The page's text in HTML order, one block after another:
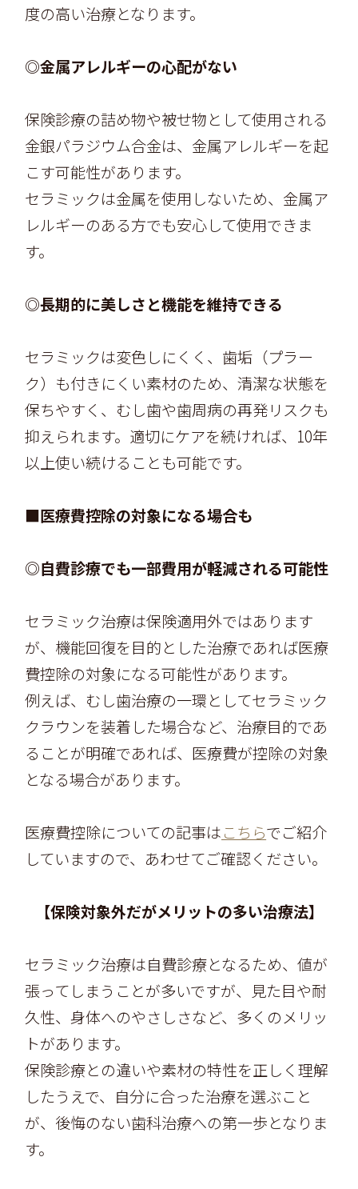
度の高い治療となります。
◎金属アレルギーの心配がない
保険診療の詰め物や被せ物として使用される
金銀パラジウム合金は、金属アレルギーを起
こす可能性があります。
セラミックは金属を使用しないため、金属ア
レルギーのある方でも安心して使用できま
す。
◎長期的に美しさと機能を維持できる
セラミックは変色しにくく、歯垢（プラー
ク）も付きにくい素材のため、清潔な状態を
保ちやすく、むし歯や歯周病の再発リスクも
抑えられます。適切にケアを続ければ、10年
以上使い続けることも可能です。
■医療費控除の対象になる場合も
◎自費診療でも一部費用が軽減される可能性
セラミック治療は保険適用外ではあります
が、機能回復を目的とした治療であれば医療
費控除の対象になる可能性があります。
例えば、むし歯治療の一環としてセラミック
クラウンを装着した場合など、治療目的であ
ることが明確であれば、医療費が控除の対象
となる場合があります。
医療費控除についての記事はこちらでご紹介
していますので、あわせてご確認ください。
【保険対象外だがメリットの多い治療法】
セラミック治療は自費診療となるため、値が
張ってしまうことが多いですが、見た目や耐
久性、身体へのやさしさなど、多くのメリッ
トがあります。
保険診療との違いや素材の特性を正しく理解
したうえで、自分に合った治療を選ぶこと
が、後悔のない歯科治療への第一歩となりま
す。